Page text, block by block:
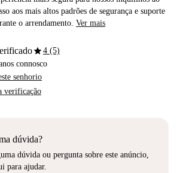
aos mais altos padrões de segurança e suporte
o arrendamento. Ver mais
star4 (5)
connosco
senhorio
verificação
dúvida?
dúvida ou pergunta sobre este anúncio,
para ajudar.